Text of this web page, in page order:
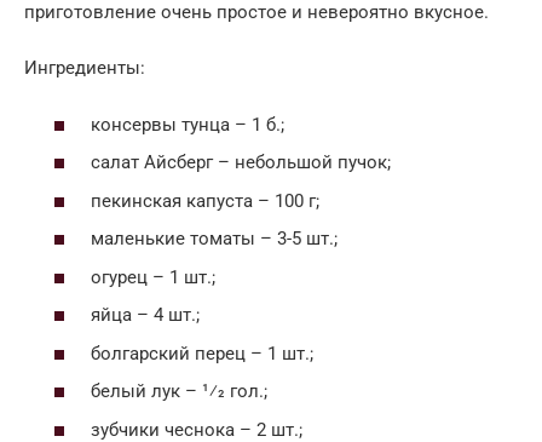
приготовление очень простое и невероятно вкусное.
Ингредиенты:
консервы тунца – 1 б.;
салат Айсберг – небольшой пучок;
пекинская капуста – 100 г;
маленькие томаты – 3-5 шт.;
огурец – 1 шт.;
яйца – 4 шт.;
болгарский перец – 1 шт.;
белый лук – 1⁄2 гол.;
зубчики чеснока – 2 шт.;